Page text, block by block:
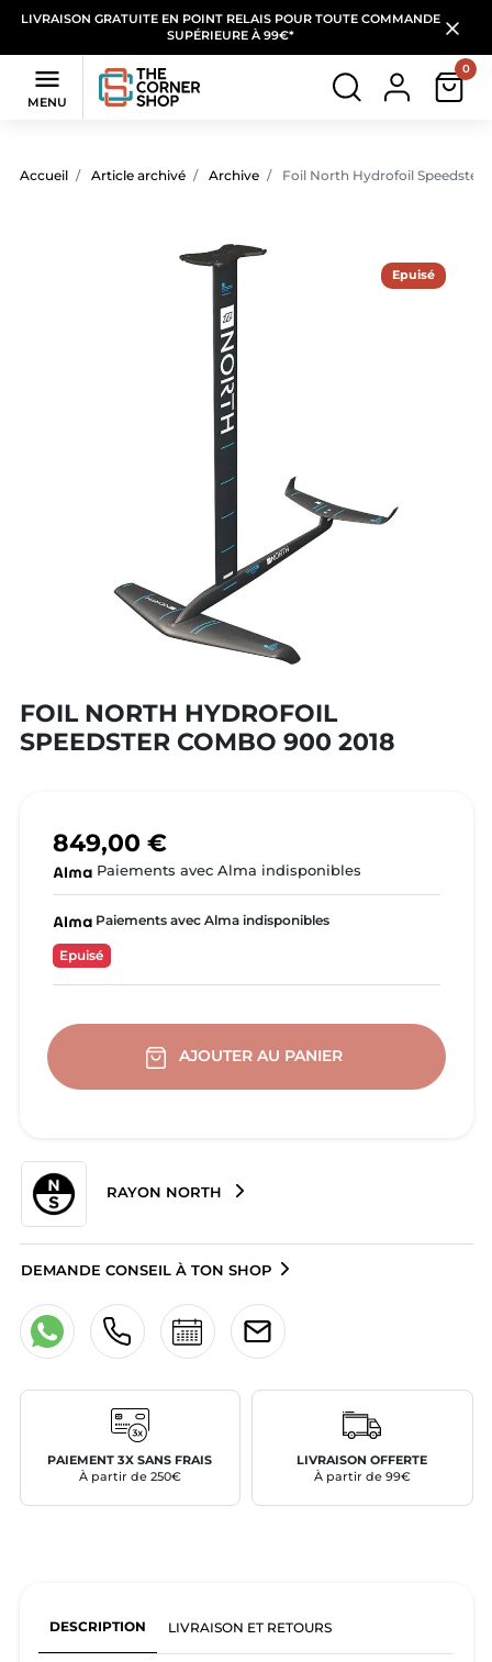
LIVRAISON GRATUITE EN POINT RELAIS POUR TOUTE COMMANDE
SUPÉRIEURE À 99€*

MENU
0
Accueil Article archivé Archive Foil North Hydrofoil Speedster
Epuisé
FOIL NORTH HYDROFOIL
SPEEDSTER COMBO 900 2018
849,00 €
Paiements avec Alma indisponibles
Paiements avec Alma indisponibles
Epuisé
AJOUTER AU PANIER
RAYON NORTH
DEMANDE CONSEIL À TON SHOP
PAIEMENT 3X SANS FRAIS
À partir de 250€
LIVRAISON OFFERTE
À partir de 99€
DESCRIPTION LIVRAISON ET RETOURS